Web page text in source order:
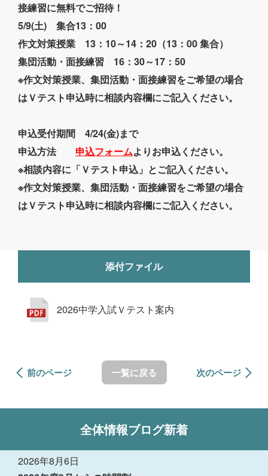
接練習に無料でご招待！
5/9(土) 集合13：00
作文対策授業 13：10～14：20（13：00 集合）
集団活動・面接練習 16：30～17：50
※作文対策授業、集団活動・面接練習をご希望の場合
はＶテスト申込時に相談内容欄にご記入ください。
申込受付期間 4/24(金)まで
申込方法 申込フォームよりお申込ください。
※相談内容に「Ｖテスト申込」とご記入ください。
※作文対策授業、集団活動・面接練習をご希望の場合
はＶテスト申込時に相談内容欄にご記入ください。
添付ファイル
2026中学入試Ｖテスト案内
前のページ 一覧に戻る 次のページ
全体情報ブログ新着
2026年8月6日